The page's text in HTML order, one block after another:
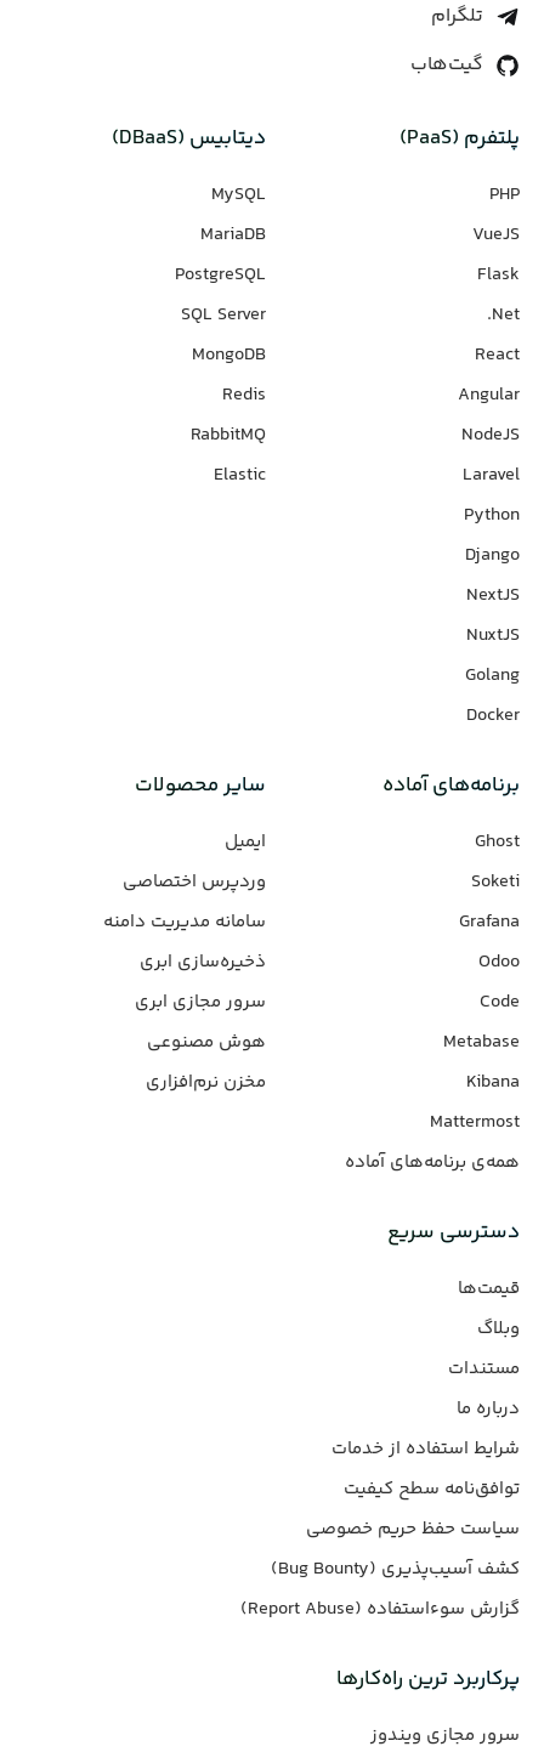
تلگرام
گیت‌هاب
پلتفرم (PaaS)
PHP
VueJS
Flask
Net.
React
Angular
NodeJS
Laravel
Python
Django
NextJS
NuxtJS
Golang
Docker
دیتابیس‌ (DBaaS)
MySQL
MariaDB
PostgreSQL
SQL Server
MongoDB
Redis
RabbitMQ
Elastic
برنامه‌های‌ آماده
Ghost
Soketi
Grafana
Odoo
Code
Metabase
Kibana
Mattermost
همه‌ی برنامه‌های آماده
سایر محصولات
ایمیل
وردپرس‌ اختصاصی
سامانه مدیریت دامنه
ذخیره‌سازی ابری
سرور مجازی ابری
هوش مصنوعی
مخزن نرم‌افزاری
دسترسی سریع
قیمت‌ها
وبلاگ
مستندات
درباره ما
شرایط استفاده از خدمات
توافق‌نامه سطح کیفیت
سیاست حفظ حریم خصوصی
کشف آسیب‌پذیری (Bug Bounty)
گزارش سوءاستفاده (Report Abuse)
پرکاربرد ترین راه‌کارها
سرور مجازی ویندوز